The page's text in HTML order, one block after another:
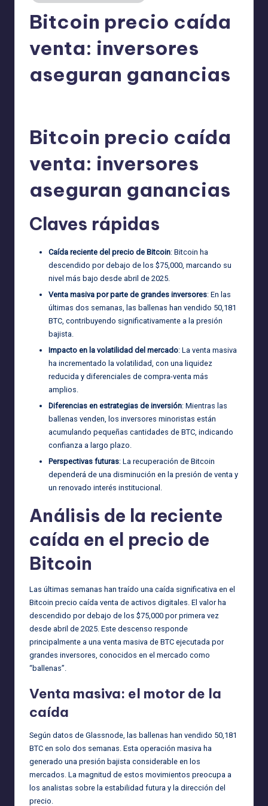
Bitcoin precio caída
venta: inversores
aseguran ganancias
Bitcoin precio caída
venta: inversores
aseguran ganancias
Claves rápidas
Caída reciente del precio de Bitcoin: Bitcoin ha
descendido por debajo de los $75,000, marcando su
nivel más bajo desde abril de 2025.
Venta masiva por parte de grandes inversores: En las
últimas dos semanas, las ballenas han vendido 50,181
BTC, contribuyendo significativamente a la presión
bajista.
Impacto en la volatilidad del mercado: La venta masiva
ha incrementado la volatilidad, con una liquidez
reducida y diferenciales de compra-venta más
amplios.
Diferencias en estrategias de inversión: Mientras las
ballenas venden, los inversores minoristas están
acumulando pequeñas cantidades de BTC, indicando
confianza a largo plazo.
Perspectivas futuras: La recuperación de Bitcoin
dependerá de una disminución en la presión de venta y
un renovado interés institucional.
Análisis de la reciente
caída en el precio de
Bitcoin
Las últimas semanas han traído una caída significativa en el
Bitcoin precio caída venta de activos digitales. El valor ha
descendido por debajo de los $75,000 por primera vez
desde abril de 2025. Este descenso responde
principalmente a una venta masiva de BTC ejecutada por
grandes inversores, conocidos en el mercado como
“ballenas”.
Venta masiva: el motor de la
caída
Según datos de Glassnode, las ballenas han vendido 50,181
BTC en solo dos semanas. Esta operación masiva ha
generado una presión bajista considerable en los
mercados. La magnitud de estos movimientos preocupa a
los analistas sobre la estabilidad futura y la dirección del
precio.